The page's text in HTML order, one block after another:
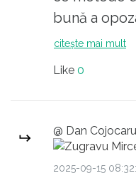
felurite, de
Tu asta ai
accesul facil
bună a
citește mai mult
Like 0
@ Dan Cojocaru
2025-09-15